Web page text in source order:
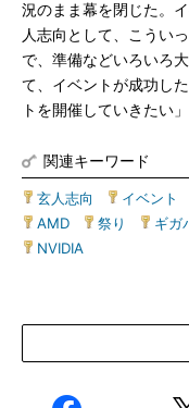
況のまま幕を閉じた。
人志向として、こうい
で、準備などいろいろ
て、イベントが成功し
トを開催していきたい
関連キーワード
玄人志向 イベント
AMD
祭り ギガ
NVIDIA